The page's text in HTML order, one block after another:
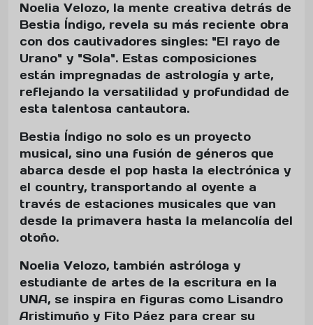
Noelia Velozo, la mente creativa detrás de
Bestia Índigo, revela su más reciente obra
con dos cautivadores singles: "El rayo de
Urano" y "Sola". Estas composiciones
están impregnadas de astrología y arte,
reflejando la versatilidad y profundidad de
esta talentosa cantautora.
Bestia Índigo no solo es un proyecto
musical, sino una fusión de géneros que
abarca desde el pop hasta la electrónica y
el country, transportando al oyente a
través de estaciones musicales que van
desde la primavera hasta la melancolía del
otoño.
Noelia Velozo, también astróloga y
estudiante de artes de la escritura en la
UNA, se inspira en figuras como Lisandro
Aristimuño y Fito Páez para crear su